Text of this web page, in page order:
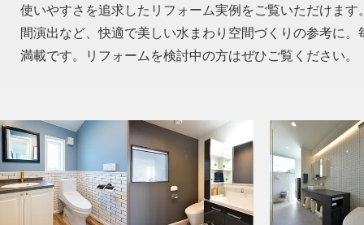
使いやすさを追求したリフォーム実例をご覧いただけま
間演出など、快適で美しい水まわり空間づくりの参考に
満載です。リフォームを検討中の方はぜひご覧ください。